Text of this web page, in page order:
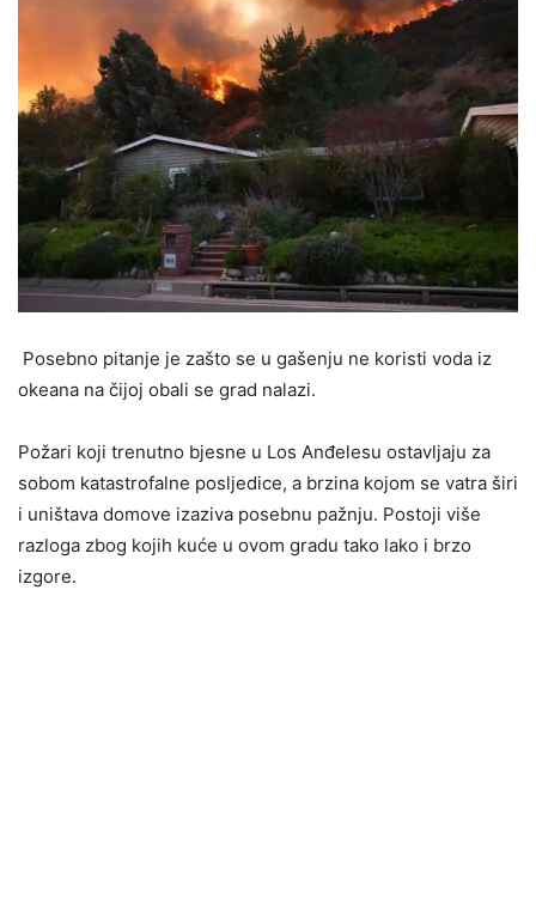
Posebno pitanje je zašto se u gašenju ne koristi voda iz
okeana na čijoj obali se grad nalazi.
Požari koji trenutno bjesne u Los Anđelesu ostavljaju za
sobom katastrofalne posljedice, a brzina kojom se vatra širi
i uništava domove izaziva posebnu pažnju. Postoji više
razloga zbog kojih kuće u ovom gradu tako lako i brzo
izgore.